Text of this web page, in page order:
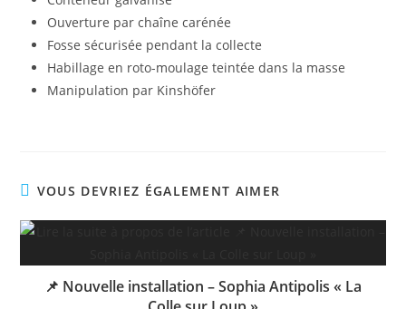
Ouverture par chaîne carénée
Fosse sécurisée pendant la collecte
Habillage en roto-moulage teintée dans la masse
Manipulation par Kinshöfer
VOUS DEVRIEZ ÉGALEMENT AIMER
📌 Nouvelle installation – Sophia Antipolis « La